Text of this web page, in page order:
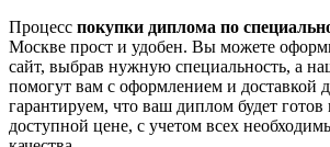
Процесс покупки диплома по
Москве прост и удобен. Вы можете
сайт, выбрав нужную специальность, а
помогут вам с оформлением и
гарантируем, что ваш диплом будет готов
доступной цене, с учетом всех